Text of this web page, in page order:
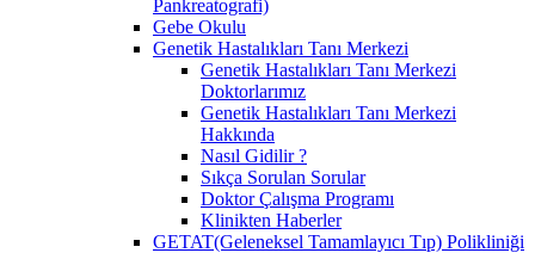
Pankreatografi)
Gebe Okulu
Genetik Hastalıkları Tanı Merkezi
Genetik Hastalıkları Tanı Merkezi
Doktorlarımız
Genetik Hastalıkları Tanı Merkezi
Hakkında
Nasıl Gidilir ?
Sıkça Sorulan Sorular
Doktor Çalışma Programı
Klinikten Haberler
GETAT(Geleneksel Tamamlayıcı Tıp) Polikliniği